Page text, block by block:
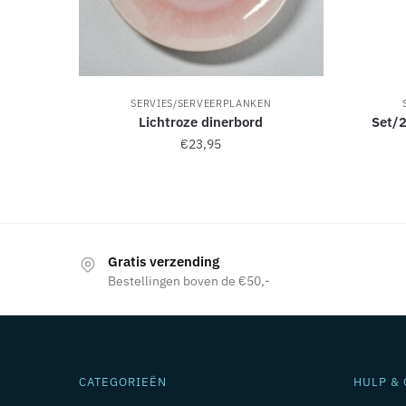
SERVIES/SERVEERPLANKEN
Lichtroze dinerbord
€23,95
Set/
Gratis verzending
Bestellingen boven de €50,-
CATEGORIEËN HULP &